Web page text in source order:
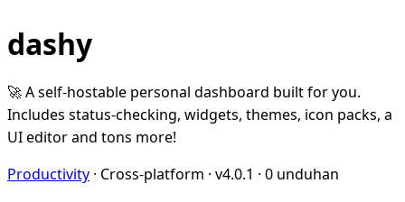
dashy
🚀 A self-hostable personal dashboard built for you.
Includes status-checking, widgets, themes, icon packs, a
UI editor and tons more!
Productivity · Cross-platform · v4.0.1 · 0 unduhan